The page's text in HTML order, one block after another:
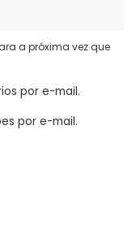
a próxima vez que
por e-mail.
por e-mail.